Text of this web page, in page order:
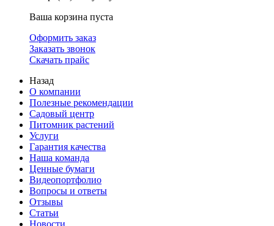
Ваша корзина пуста
Оформить заказ
Заказать звонок
Скачать прайс
Назад
О компании
Полезные рекомендации
Садовый центр
Питомник растений
Услуги
Гарантия качества
Наша команда
Ценные бумаги
Видеопортфолио
Вопросы и ответы
Отзывы
Статьи
Новости